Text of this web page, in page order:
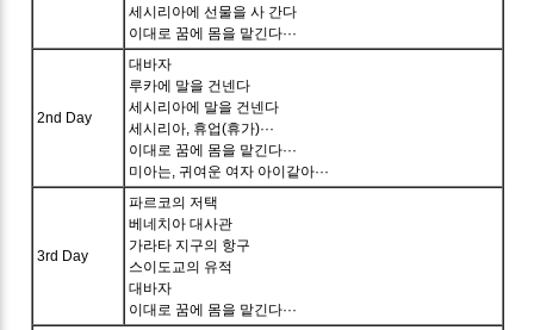
세시리아에 선물을 사 간다
이대로 꿈에 몸을 맡긴다···
2nd Day
대바자
루카에 말을 건넨다
세시리아에 말을 건넨다
세시리아, 휴업(휴가)···
이대로 꿈에 몸을 맡긴다···
미아는, 귀여운 여자 아이같아···
3rd Day
파르코의 저택
베네치아 대사관
가라타 지구의 항구
스이도교의 유적
대바자
이대로 꿈에 몸을 맡긴다···